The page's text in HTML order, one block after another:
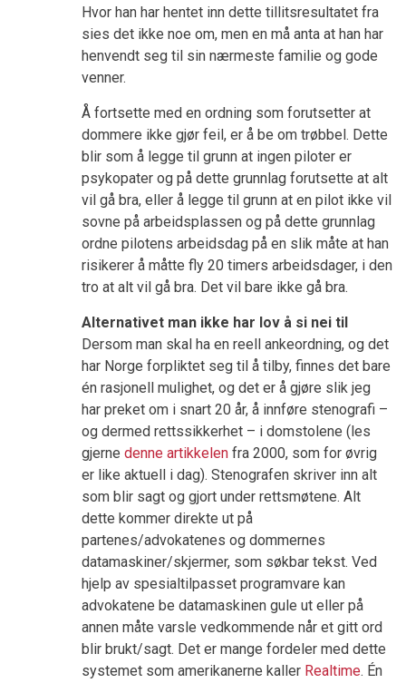
Hvor han har hentet inn dette tillitsresultatet fra
sies det ikke noe om, men en må anta at han har
henvendt seg til sin nærmeste familie og gode
venner.
Å fortsette med en ordning som forutsetter at
dommere ikke gjør feil, er å be om trøbbel. Dette
blir som å legge til grunn at ingen piloter er
psykopater og på dette grunnlag forutsette at alt
vil gå bra, eller å legge til grunn at en pilot ikke vil
sovne på arbeidsplassen og på dette grunnlag
ordne pilotens arbeidsdag på en slik måte at han
risikerer å måtte fly 20 timers arbeidsdager, i den
tro at alt vil gå bra. Det vil bare ikke gå bra.
Alternativet man ikke har lov å si nei til
Dersom man skal ha en reell ankeordning, og det
har Norge forpliktet seg til å tilby, finnes det bare
én rasjonell mulighet, og det er å gjøre slik jeg
har preket om i snart 20 år, å innføre stenografi –
og dermed rettssikkerhet – i domstolene (les
gjerne denne artikkelen fra 2000, som for øvrig
er like aktuell i dag). Stenografen skriver inn alt
som blir sagt og gjort under rettsmøtene. Alt
dette kommer direkte ut på
partenes/advokatenes og dommernes
datamaskiner/skjermer, som søkbar tekst. Ved
hjelp av spesialtilpasset programvare kan
advokatene be datamaskinen gule ut eller på
annen måte varsle vedkommende når et gitt ord
blir brukt/sagt. Det er mange fordeler med dette
systemet som amerikanerne kaller Realtime. Én